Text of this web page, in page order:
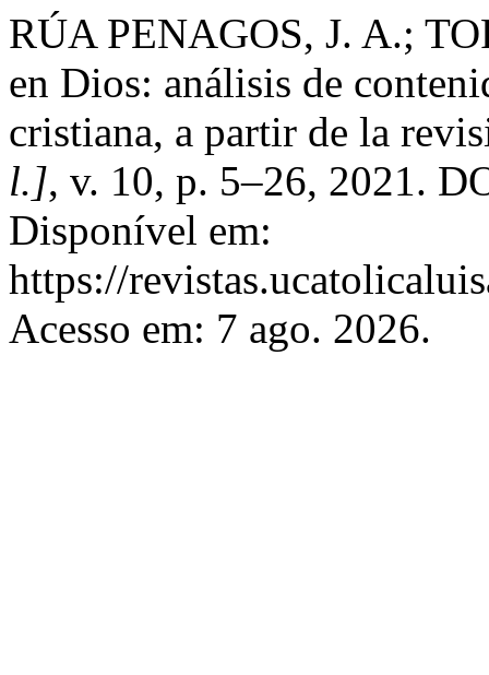
RÚA PENAGOS, J. A.;
en Dios: análisis de
cristiana, a partir de la
l.], v. 10, p. 5–26, 2021.
Disponível em:
https://
Acesso em: 7 ago. 2026.